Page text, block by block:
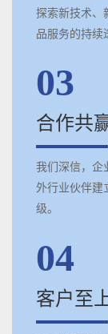
探索新技术、
品服务的持续
03
合作共
我们深信，企
外行业伙伴建
级。
04
客户至